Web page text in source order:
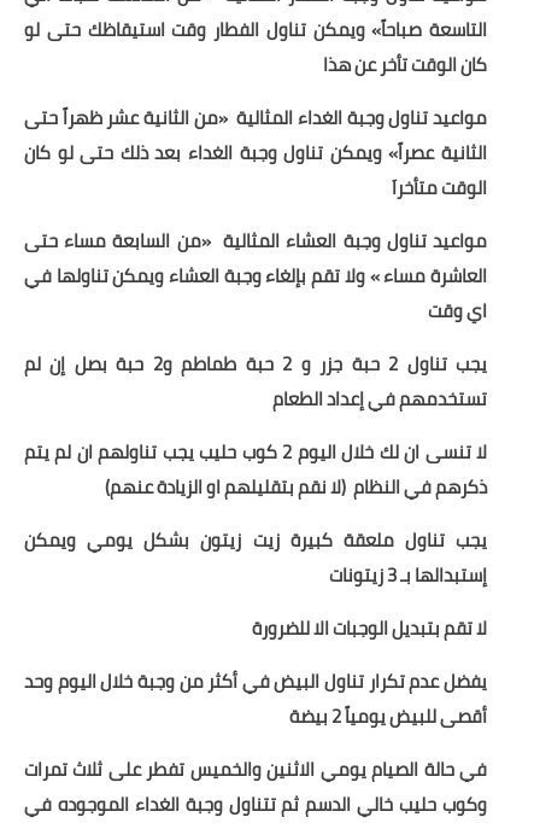
التاسعة صباحاً» ويمكن تناول الفطار وقت استيقاظك حتى لو
كان الوقت تأخر عن هذا
مواعيد تناول وجبة الغداء المثالية «من الثانية عشر ظهراً حتى
الثانية عصراً» ويمكن تناول وجبة الغداء بعد ذلك حتى لو كان
الوقت متأخراَ
مواعيد تناول وجبة العشاء المثالية «من السابعة مساء حتى
العاشرة مساء » ولا تقم بإلغاء وجبة العشاء ويمكن تناولها في
اي وقت
يجب تناول 2 حبة جزر و 2 حبة طماطم و2 حبة بصل إن لم
تستخدمهم في إعداد الطعام
لا تنسى ان لك خلال اليوم 2 كوب حليب يجب تناولهم ان لم يتم
ذكرهم في النظام (لا نقم بتقليلهم او الزيادة عنهم)
يجب تناول ملعقة كبيرة زيت زيتون بشكل يومي ويمكن
إستبدالها بـ 3 زيتونات
لا تقم بتبديل الوجبات الا للضرورة
يفضل عدم تكرار تناول البيض في أكثر من وجبة خلال اليوم وحد
أقصى للبيض يومياً 2 بيضة
في حالة الصيام يومي الاثنين والخميس تفطر على ثلاث تمرات
وكوب حليب خالي الدسم ثم تتناول وجبة الغداء الموجوده في